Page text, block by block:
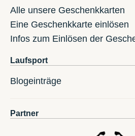
Alle unsere Geschenkkarten
Eine Geschenkkarte einlösen
Infos zum Einlösen der
Laufsport
Blogeinträge
Partner